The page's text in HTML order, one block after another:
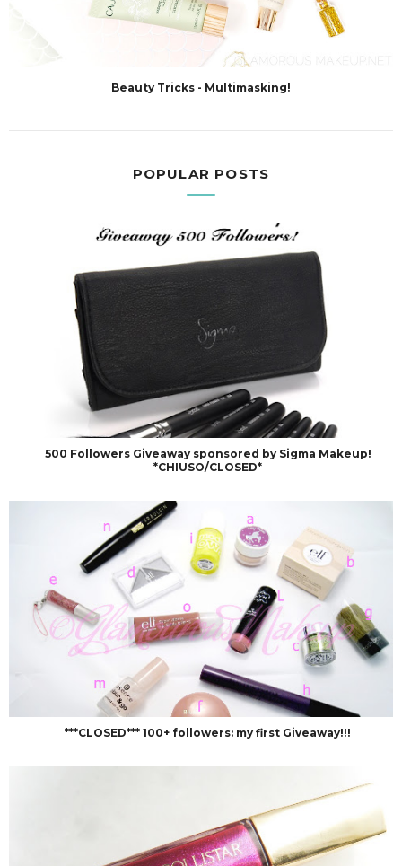
Beauty Tricks - Multimasking!
POPULAR POSTS
500 Followers Giveaway sponsored by Sigma Makeup!
*CHIUSO/CLOSED*
***CLOSED*** 100+ followers: my first Giveaway!!!